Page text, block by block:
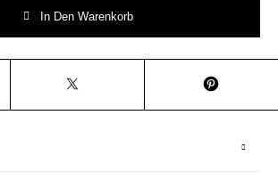
In Den Warenkorb